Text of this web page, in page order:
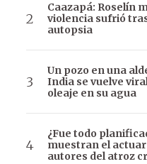
Caazapá: Roselín
violencia sufrió
autopsia
Un pozo en una
India se vuelve
oleaje en su agua
¿Fue todo
muestran el
autores del atroz